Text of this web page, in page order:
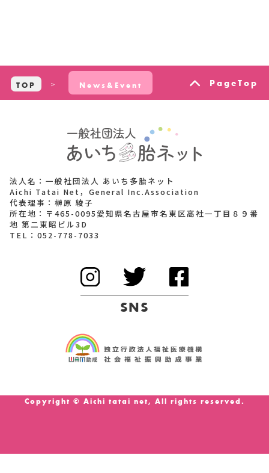
TOP News&Event PageTop
法人名：一般社団法人 あいち多胎ネット
Aichi Tatai Net，General Inc.Association
代表理事：榊原 綾子
所在地：〒465-0095愛知県名古屋市名東区高社一丁目８９番
地 第二東昭ビル3D
TEL： 052-778-7033
SNS
Copyright © Aichi tatai net, All rights reserved.